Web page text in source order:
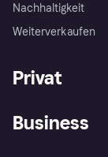
Nachhaltigkeit
Weiterverkaufen
Privat
Business